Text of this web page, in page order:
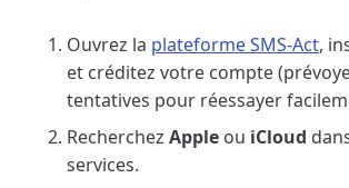
Ouvrez la plateforme SMS-Act,
et créditez votre compte
tentatives pour réessayer
Recherchez Apple ou iCloud
services.